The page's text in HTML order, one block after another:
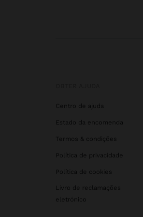
Centro de ajuda
Estado da encomenda
Termos & condições
Política de privacidade
Política de cookies
Livro de reclamações
eletrónico